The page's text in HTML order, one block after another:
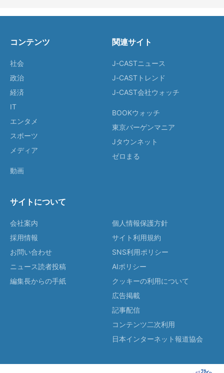
コンテンツ
社会
政治
経済
IT
エンタメ
スポーツ
メディア
動画
関連サイト
J-CASTニュース
J-CASTトレンド
J-CAST会社ウォッチ
BOOKウォッチ
東京バーゲンマニア
Jタウンネット
ゼロまる
サイトについて
会社案内
採用情報
お問い合わせ
ニュース読者投稿
編集長からの手紙
個人情報保護方針
サイト利用規約
SNS利用ポリシー
AIポリシー
クッキーの利用について
広告掲載
記事配信
コンテンツ二次利用
日本インターネット報道協会